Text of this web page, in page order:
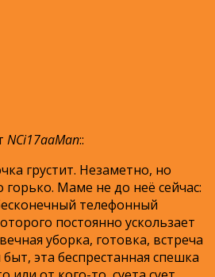
NCi17aaMan::
грустит. Незаметно, но
горько. Маме не до неё сейчас:
телефонный
постоянно ускользает
уборка, готовка, встреча
быт, эта беспрестанная спешка